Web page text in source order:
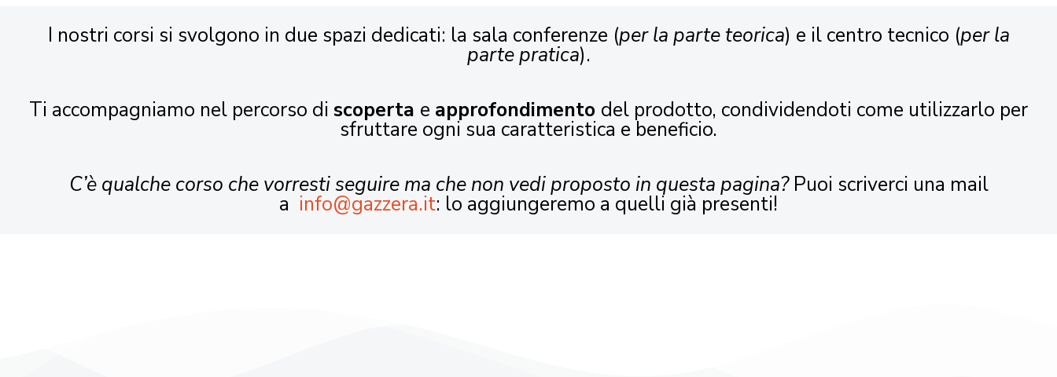
I nostri corsi si svolgono in due spazi dedicati: la sala conferenze (per la parte teorica) e il centro tecnico (per la
parte pratica).
Ti accompagniamo nel percorso di scoperta e approfondimento del prodotto, condividendoti come utilizzarlo per
sfruttare ogni sua caratteristica e beneficio.
C’è qualche corso che vorresti seguire ma che non vedi proposto in questa pagina?Puoi scriverci una mail
a info@gazzera.it: lo aggiungeremo a quelli già presenti!